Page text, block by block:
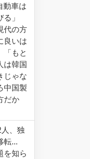
動車は
」
代の方
良いは
「もと
は韓国
じゃな
国製
だか
、独
転…
を知ら